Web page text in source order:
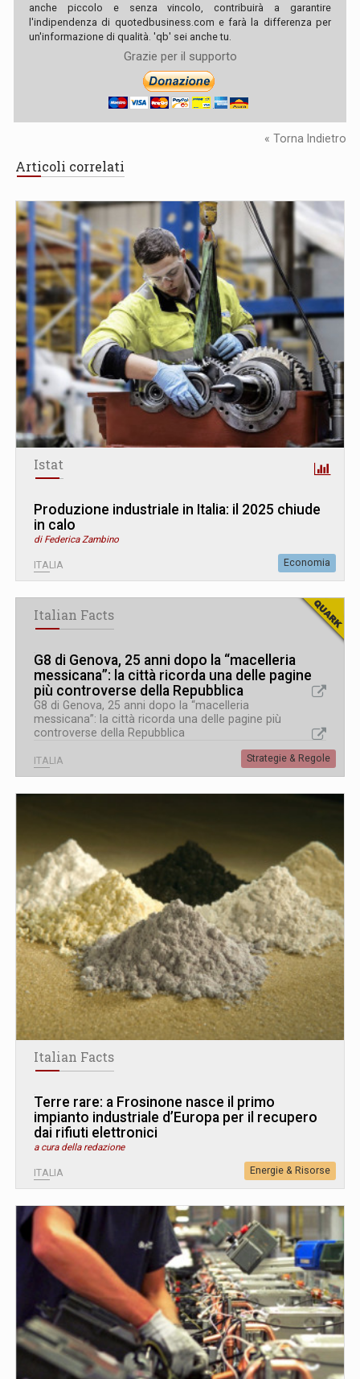
anche piccolo e senza vincolo, contribuirà a garantire
l'indipendenza di quotedbusiness.com e farà la differenza per
un'informazione di qualità. 'qb' sei anche tu.
Grazie per il supporto
« Torna Indietro
Articoli correlati
Istat
Produzione industriale in Italia: il 2025 chiude
in calo
di Federica Zambino
ITALIA Economia
Italian Facts
G8 di Genova, 25 anni dopo la “macelleria
messicana”: la città ricorda una delle pagine
più controverse della Repubblica
G8 di Genova, 25 anni dopo la “macelleria
messicana”: la città ricorda una delle pagine più
controverse della Repubblica
ITALIA Strategie & Regole
Italian Facts
Terre rare: a Frosinone nasce il primo
impianto industriale d’Europa per il recupero
dai rifiuti elettronici
a cura della redazione
ITALIA Energie & Risorse